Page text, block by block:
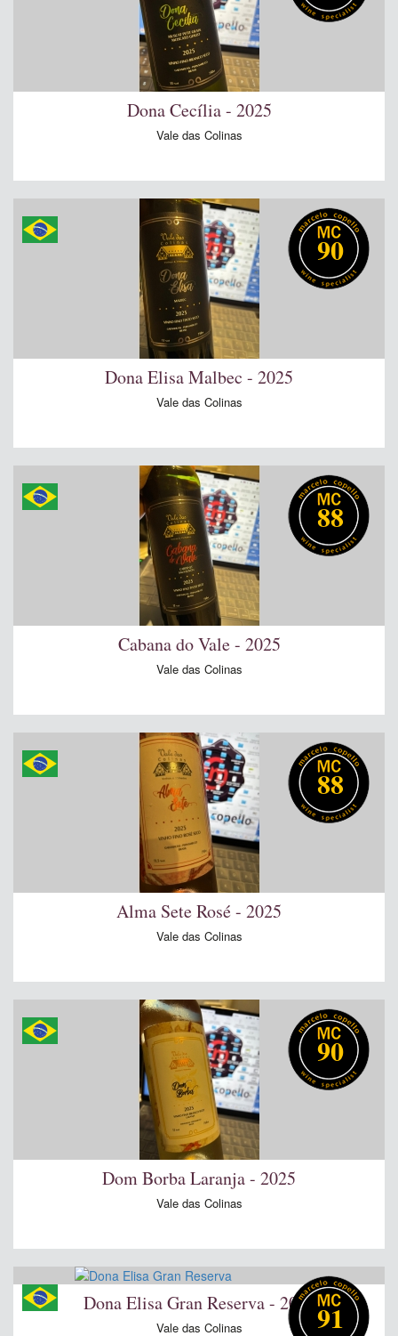
Dona Cecília - 2025
Vale das Colinas
90
Dona Elisa Malbec - 2025
Vale das Colinas
88
Cabana do Vale - 2025
Vale das Colinas
88
Alma Sete Rosé - 2025
Vale das Colinas
90
Dom Borba Laranja - 2025
Vale das Colinas
91
Dona Elisa Gran Reserva - 2024
Vale das Colinas